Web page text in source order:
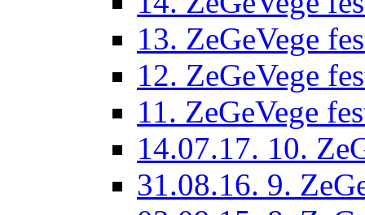
13. ZeGeVege
12. ZeGeVege
11. ZeGeVege
14.07.17. 10.
31.08.16. 9.